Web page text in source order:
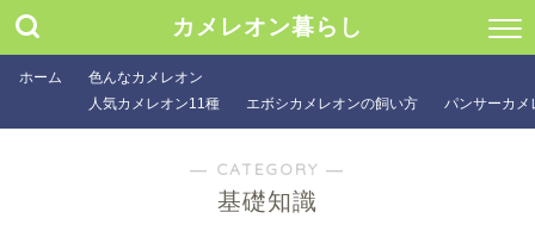
カメレオン暮らし
ホーム
色んなカメレオン
人気カメレオン11種
エボシカメレオンの飼い方 パンサーカメ
― CATEGORY ―
基礎知識